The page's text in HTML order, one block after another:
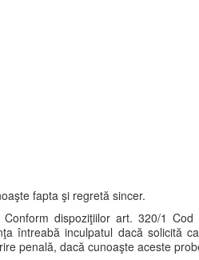
fapta şi regretă sincer.
Conform dispoziţiilor art. 320/1
întreabă inculpatul dacă solicită
penală, dacă cunoaşte aceste